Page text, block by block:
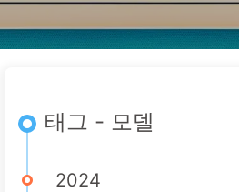
태그 - 모델
2024